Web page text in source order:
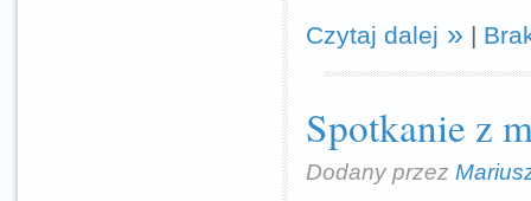
Czytaj dalej |
Spotkanie z
Dodany przez